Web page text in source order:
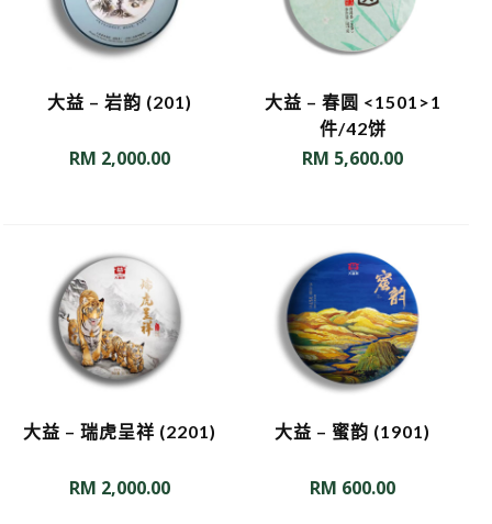
大益 – 岩韵 (201)
RM 2,000.00
大益 – 春圆 <1501>1
件/42饼
RM 5,600.00
大益 – 瑞虎呈祥 (2201)
RM 2,000.00
大益 – 蜜韵 (1901)
RM 600.00